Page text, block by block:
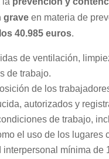
grave en materia de
40.985 euros.
de ventilación,
de trabajo.
de los
autorizados y
de trabajo,
el uso de los lugares
interpersonal mínima de